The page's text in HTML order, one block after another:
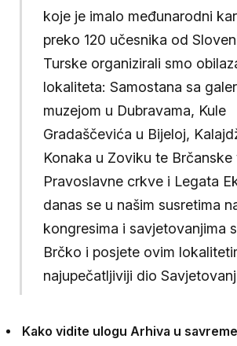
koje je imalo međunarodni
preko 120 učesnika od
Turske organizirali smo
lokaliteta: Samostana sa
muzejom u Dubravama, Kule
Gradaščevića u Bijeloj,
Konaka u Zoviku te Brčanske
Pravoslavne crkve i Legata
danas se u našim susretima
kongresima i savjetovanjima
Brčko i posjete ovim
najupečatljiviji dio
Kako vidite ulogu Arhiva u